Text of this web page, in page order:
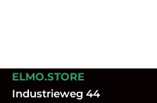
ELMO.STORE
Industrieweg 44